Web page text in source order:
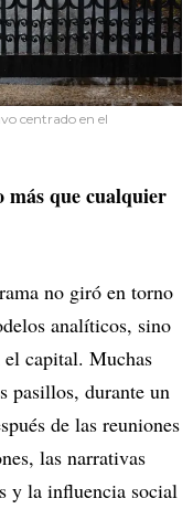
centrado en el
más que cualquier
no giró en torno
analíticos, sino
el capital. Muchas
pasillos, durante un
de las reuniones
las narrativas
y la influencia social